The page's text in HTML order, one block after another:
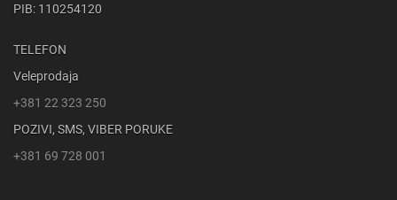
PIB: 110254120
TELEFON
Veleprodaja
+381 22 323 250
POZIVI, SMS, VIBER PORUKE
+381 69 728 001